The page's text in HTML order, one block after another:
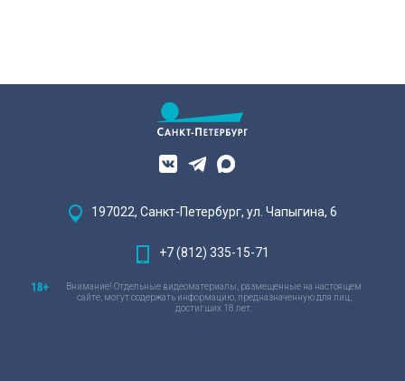
197022, Санкт-Петербург, ул. Чапыгина, 6
+7 (812) 335-15-71
Внимание! Отдельные видеоматериалы, размещенные на настоящем
сайте, могут содержать информацию, предназначенную для лиц,
достигших 18 лет.